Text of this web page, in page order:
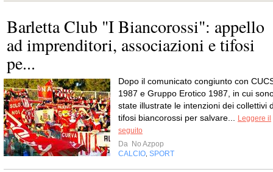
Barletta Club "I Biancorossi": appello
ad imprenditori, associazioni e tifosi
pe...
Dopo il comunicato congiunto con
1987 e Gruppo Erotico 1987, in cui
state illustrate le intenzioni dei collettivi
tifosi biancorossi per salvare...
Leggere il
seguito
Da No Azpop
CALCIO SPORT